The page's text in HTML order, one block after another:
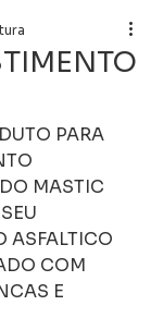
PARA
MASTIC
ASFALTICO
COM
E